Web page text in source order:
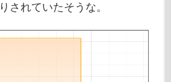
されていたそうな。